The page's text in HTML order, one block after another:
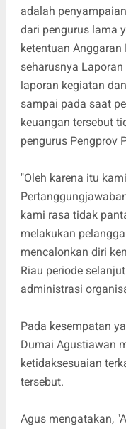
adalah
dari pengurus lama
ketentuan Anggaran
seharusnya
laporan kegiatan
sampai pada saat
keuangan tersebut
pengurus Pengprov
"Oleh karena itu
kami rasa tidak
melakukan
mencalonkan diri
Riau periode
administrasi
Pada kesempatan
Dumai Agustiawan
ketidaksesuaian
tersebut.
Agus mengatakan,